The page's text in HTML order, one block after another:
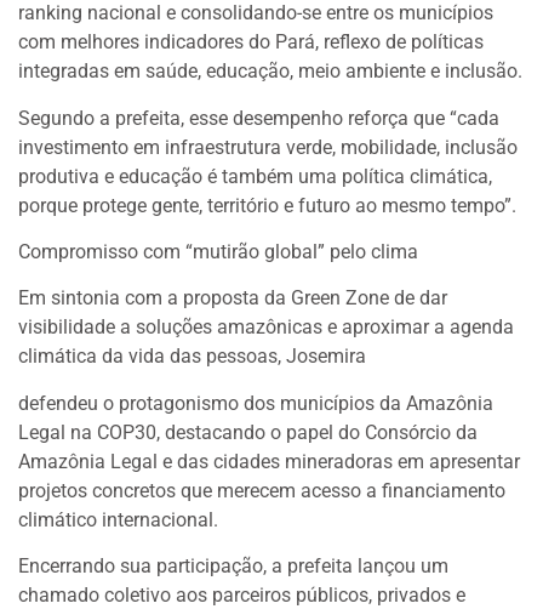
ranking nacional e consolidando-se entre os municípios
com melhores indicadores do Pará, reflexo de políticas
integradas em saúde, educação, meio ambiente e inclusão.
Segundo a prefeita, esse desempenho reforça que “cada
investimento em infraestrutura verde, mobilidade, inclusão
produtiva e educação é também uma política climática,
porque protege gente, território e futuro ao mesmo tempo”.
Compromisso com “mutirão global” pelo clima
Em sintonia com a proposta da Green Zone de dar
visibilidade a soluções amazônicas e aproximar a agenda
climática da vida das pessoas, Josemira
defendeu o protagonismo dos municípios da Amazônia
Legal na COP30, destacando o papel do Consórcio da
Amazônia Legal e das cidades mineradoras em apresentar
projetos concretos que merecem acesso a financiamento
climático internacional.
Encerrando sua participação, a prefeita lançou um
chamado coletivo aos parceiros públicos, privados e